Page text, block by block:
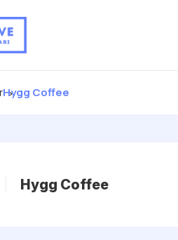
Hygg Coffee
Hygg Coffee